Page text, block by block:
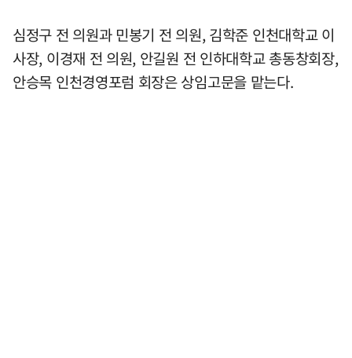
심정구 전 의원과 민봉기 전 의원, 김학준 인천대학교 이
사장, 이경재 전 의원, 안길원 전 인하대학교 총동창회장,
안승목 인천경영포럼 회장은 상임고문을 맡는다.